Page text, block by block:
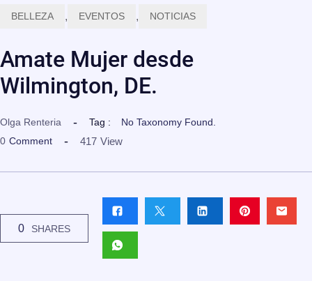
BELLEZA , EVENTOS , NOTICIAS
Amate Mujer desde
Wilmington, DE.
Olga Renteria Tag :
No Taxonomy Found.
0 Comment 417 View
0 SHARES